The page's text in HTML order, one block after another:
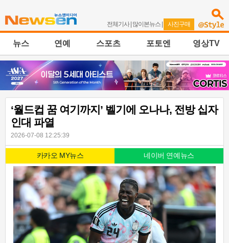
전체기사| 많이본뉴스 | 사진구매
뉴스 연예 스포츠 포토엔 영상TV
‘월드컵 꿈 여기까지’ 벨기에 오나나, 전방 십자
인대 파열
2026-07-08 12:25:39
카카오 MY뉴스 네이버 연예뉴스